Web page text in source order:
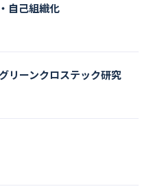
自己組織化
リーンクロステック研究